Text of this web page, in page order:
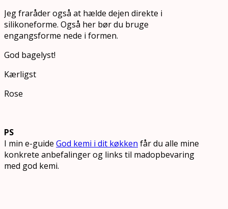
Jeg fraråder også at hælde dejen direkte i
silikoneforme. Også her bør du bruge
engangsforme nede i formen.
God bagelyst!
Kærligst
Rose
PS
I min e-guide God kemi i dit køkken får du alle mine
konkrete anbefalinger og links til madopbevaring
med god kemi.